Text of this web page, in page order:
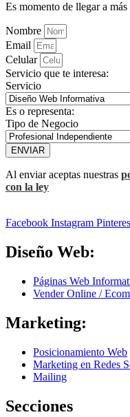
Es momento de llegar a más
Nombre
Email
Celular
Servicio que te interesa:
Servicio
Es o representa:
Tipo de Negocio
ENVIAR
Al enviar aceptas nuestras
con la ley
Facebook Instagram
Diseño Web:
Páginas Web
Vender Online /
Marketing:
Posicionamiento Web
Marketing en Redes
Mailing
Secciones